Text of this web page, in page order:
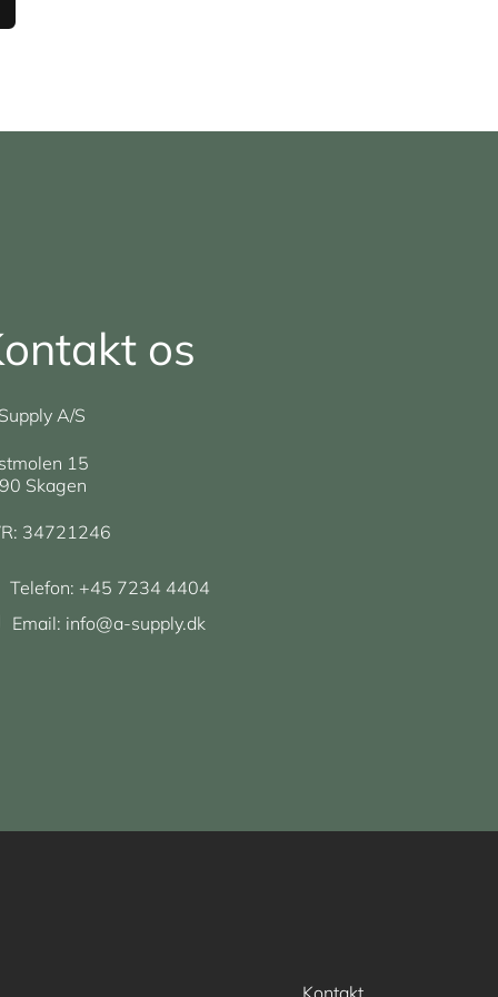
os
A/S
15
Skagen
34721246
Telefon: +45 7234 4404
Email: info@a-supply.dk
Kontakt